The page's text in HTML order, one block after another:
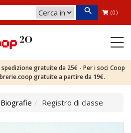
(0)
gratuite da 25€ - Per i soci Coop
gratuite a partire da 19€.
Biografie Registro di classe